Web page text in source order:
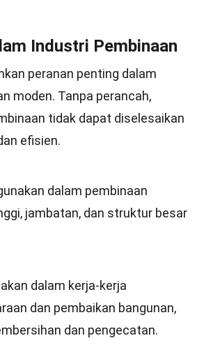
Industri Pembinaan
peranan penting dalam
moden. Tanpa perancah,
tidak dapat diselesaikan
efisien.
dalam pembinaan
jambatan, dan struktur besar
dalam kerja-kerja
dan pembaikan bangunan,
dan pengecatan.